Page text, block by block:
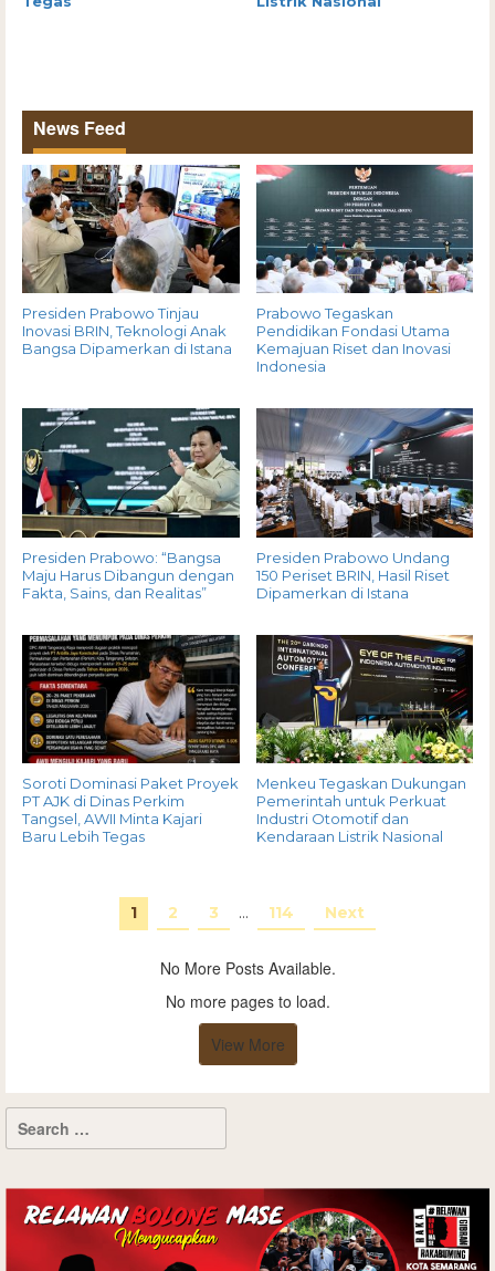
News Feed
Presiden Prabowo Tinjau
Inovasi BRIN, Teknologi Anak
Bangsa Dipamerkan di Istana
Prabowo Tegaskan
Pendidikan Fondasi Utama
Kemajuan Riset dan Inovasi
Indonesia
Presiden Prabowo: “Bangsa
Maju Harus Dibangun dengan
Fakta, Sains, dan Realitas”
Presiden Prabowo Undang
150 Periset BRIN, Hasil Riset
Dipamerkan di Istana
Soroti Dominasi Paket Proyek
PT AJK di Dinas Perkim
Tangsel, AWII Minta Kajari
Baru Lebih Tegas
Menkeu Tegaskan Dukungan
Pemerintah untuk Perkuat
Industri Otomotif dan
Kendaraan Listrik Nasional
1 2 3 … 114 Next
No More Posts Available.
No more pages to load.
View More